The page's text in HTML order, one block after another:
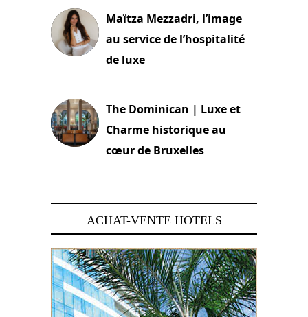
Maïtza Mezzadri, l’image
au service de l’hospitalité
de luxe
The Dominican | Luxe et
Charme historique au
cœur de Bruxelles
ACHAT-VENTE HOTELS